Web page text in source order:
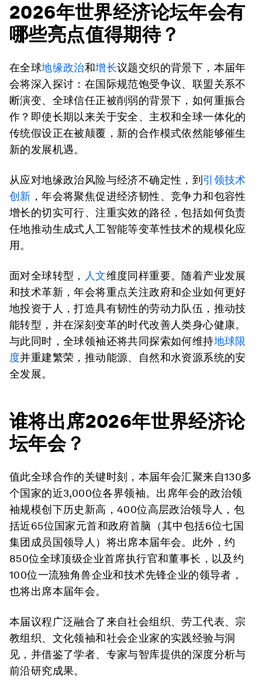
2026年世界经济论坛年会有
哪些亮点值得期待？
在全球地缘政治和增长议题交织的背景下，本届年
会将深入探讨：在国际规范饱受争议、联盟关系不
断演变、全球信任正被削弱的背景下，如何重振合
作？即使长期以来关于安全、主权和全球一体化的
传统假设正在被颠覆，新的合作模式依然能够催生
新的发展机遇。
从应对地缘政治风险与经济不确定性，到 引领技术
创新 ，年会将聚焦促进经济韧性、竞争力和包容性
增长的切实可行、注重实效的路径，包括如何负责
任地推动生成式人工智能等变革性技术的规模化应
用。
面对全球转型， 人文维度同样重要。随着产业发展
和技术革新，年会将重点关注政府和企业如何更好
地投资于人，打造具有韧性的劳动力队伍，推动技
能转型，并在深刻变革的时代改善人类身心健康。
与此同时，全球领袖还将共同探索如何维持地球限
度并重建繁荣，推动能源、自然和水资源系统的安
全发展。
谁将出席2026年世界经济论
坛年会？
值此全球合作的关键时刻，本届年会汇聚来自130多
个国家的近3,000位各界领袖。出席年会的政治领
袖规模创下历史新高，400位高层政治领导人，包
括近65位国家元首和政府首脑（其中包括6位七国
集团成员国领导人）将出席本届年会。此外，约
850位全球顶级企业首席执行官和董事长，以及约
100位一流独角兽企业和技术先锋企业的领导者，
也将出席本届年会。
本届议程广泛融合了来自社会组织、劳工代表、宗
教组织、文化领袖和社会企业家的实践经验与洞
见，并借鉴了学者、专家与智库提供的深度分析与
前沿研究成果。